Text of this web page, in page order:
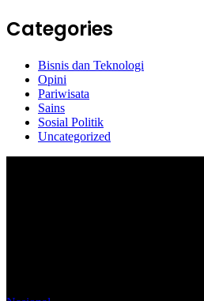
Categories
Bisnis dan Teknologi
Opini
Pariwisata
Sains
Sosial Politik
Uncategorized